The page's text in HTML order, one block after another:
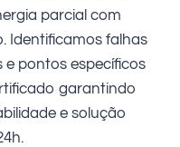
parcial com
Identificamos falhas
e pontos específicos
garantindo
e solução